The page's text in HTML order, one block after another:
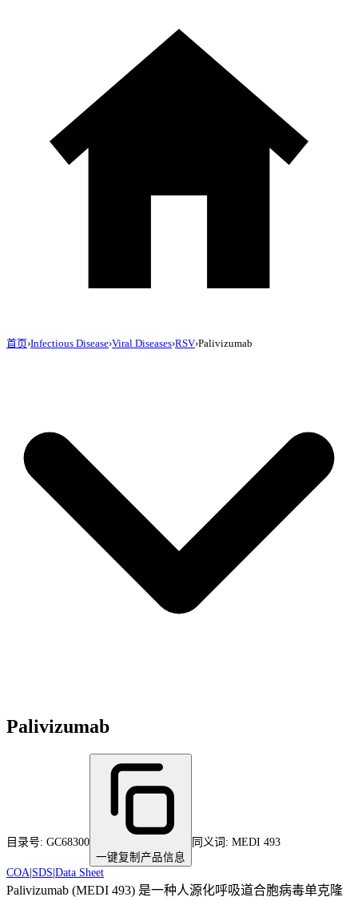
首页›Infectious Disease›Viral Diseases›RSV›Palivizumab
Palivizumab
目录号: GC68300
一键复制产品信息
同义词: MEDI 493
COA SDS Data Sheet
Palivizumab (MEDI 493) 是一种人源化呼吸道合胞病毒单克隆